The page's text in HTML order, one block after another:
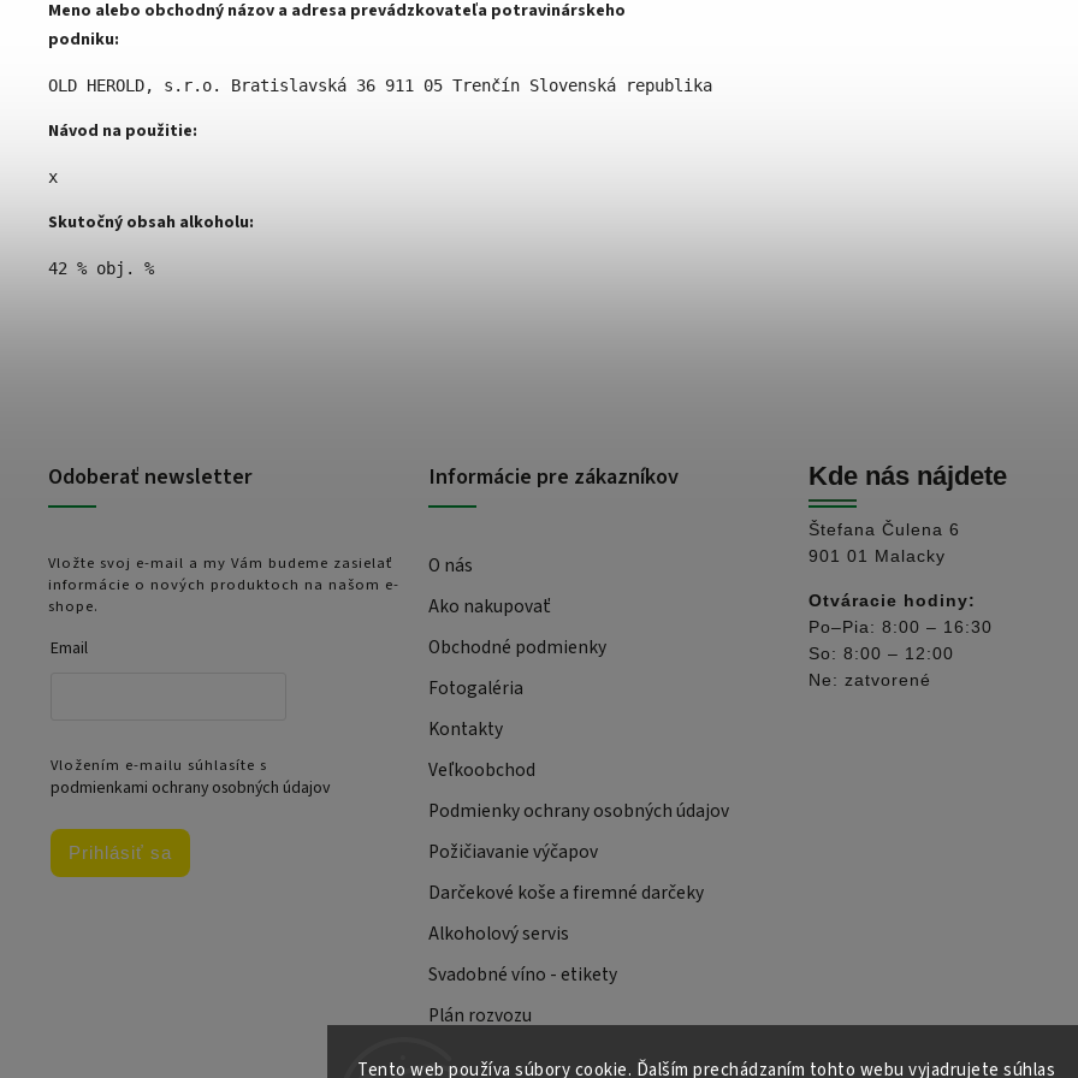
Tento web používa súbory cookie. Ďalším prechádzaním tohto webu vyjadrujete súhlas
Meno alebo obchodný názov a adresa prevádzkovateľa potravinárskeho
podniku:
OLD HEROLD, s.r.o. Bratislavská 36 911 05 Trenčín Slovenská republika
Návod na použitie:
x
Skutočný obsah alkoholu:
42 % obj. %
Odoberať newsletter
Vložte svoj e-mail a my Vám budeme zasielať
informácie o nových produktoch na našom e-
shope.
Email
Vložením e-mailu súhlasíte s
podmienkami ochrany osobných údajov
Prihlásiť sa
Informácie pre zákazníkov
O nás
Ako nakupovať
Obchodné podmienky
Fotogaléria
Kontakty
Veľkoobchod
Podmienky ochrany osobných údajov
Požičiavanie výčapov
Darčekové koše a firemné darčeky
Alkoholový servis
Svadobné víno - etikety
Plán rozvozu
Kde nás nájdete
Štefana Čulena 6
901 01 Malacky
Otváracie hodiny:
Po–Pia: 8:00 – 16:30
So: 8:00 – 12:00
Ne: zatvorené